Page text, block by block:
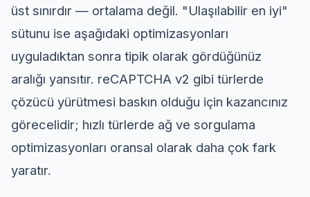
üst sınırdır — ortalama değil. "Ulaşılabilir en iyi"
sütunu ise aşağıdaki optimizasyonları
uyguladıktan sonra tipik olarak gördüğünüz
aralığı yansıtır. reCAPTCHA v2 gibi türlerde
çözücü yürütmesi baskın olduğu için kazancınız
görecelidir; hızlı türlerde ağ ve sorgulama
optimizasyonları oransal olarak daha çok fark
yaratır.